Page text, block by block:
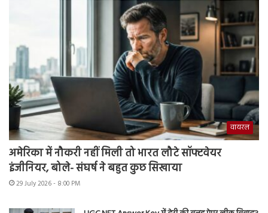
वायरल
अमेरिका में नौकरी नहीं मिली तो भारत लौटे सॉफ्टवेयर
इंजीनियर, बोले- संघर्ष ने बहुत कुछ सिखाया
29 July 2026 - 8:00 PM